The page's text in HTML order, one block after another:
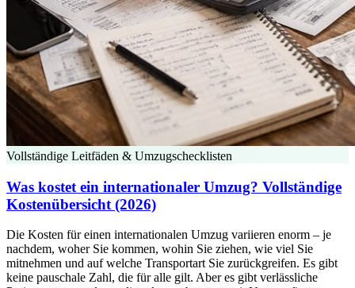
Vollständige Leitfäden & Umzugschecklisten
Was kostet ein internationaler Umzug? Vollständige
Kostenübersicht (2026)
Die Kosten für einen internationalen Umzug variieren enorm – je
nachdem, woher Sie kommen, wohin Sie ziehen, wie viel Sie
mitnehmen und auf welche Transportart Sie zurückgreifen. Es gibt
keine pauschale Zahl, die für alle gilt. Aber es gibt verlässliche